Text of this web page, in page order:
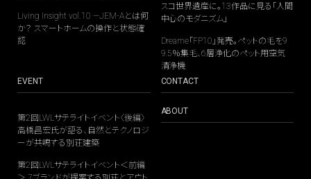
Living Insight vol.10 —JEM-Aとは何
か？ スマートホームの操作と状態確
認
スコ世界遺産に。13作品に見る「人間
中心のモダニズム」
Dreame「FP10」発売。ペットの毛を9
9.5％集毛、6層浄化のペット用空気
清浄機
EVENT
第2回LWLサテライトイベント〈後編〉
高橋昌宏氏が語る、自然とテクノロジ
ーが共鳴する別荘建築
第2回LWLサテライトイベント＜前編
CONTACT
ABOUT